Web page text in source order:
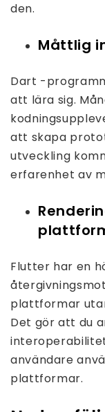
den.
Måttlig
Dart -
att lära sig.
att skapa
utveckling
erfarenhet av
Flutter har en
plattformar
Det gör att du
användare
plattformar.